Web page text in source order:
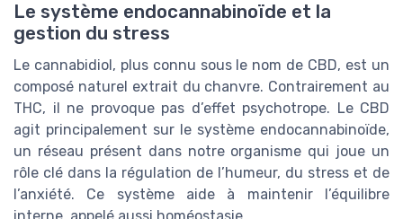
Le système endocannabinoïde et la
gestion du stress
Le cannabidiol, plus connu sous le nom de CBD, est un
composé naturel extrait du chanvre. Contrairement au
THC, il ne provoque pas d’effet psychotrope. Le CBD
agit principalement sur le système endocannabinoïde,
un réseau présent dans notre organisme qui joue un
rôle clé dans la régulation de l’humeur, du stress et de
l’anxiété. Ce système aide à maintenir l’équilibre